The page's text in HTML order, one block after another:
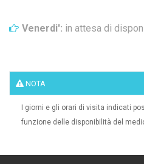
Venerdi': in attesa di
NOTA
I giorni e gli orari di visita indicati
funzione delle disponibilità del